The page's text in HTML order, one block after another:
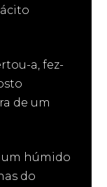
a, fez-
de um
um húmido
do